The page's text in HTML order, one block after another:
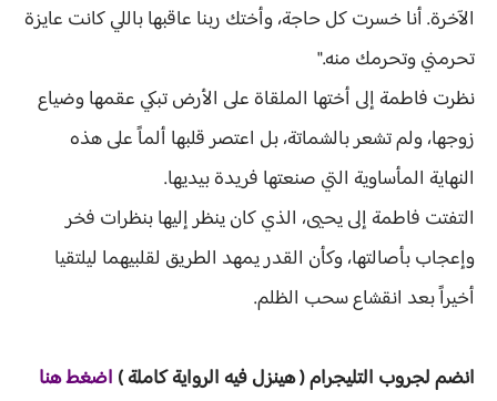
الآخرة. أنا خسرت كل حاجة، وأختك ربنا عاقبها باللي كانت عايزة
تحرمني وتحرمك منه."
نظرت فاطمة إلى أختها الملقاة على الأرض تبكي عقمها وضياع
زوجها، ولم تشعر بالشماتة، بل اعتصر قلبها ألماً على هذه
النهاية المأساوية التي صنعتها فريدة بيديها.
التفتت فاطمة إلى يحيى، الذي كان ينظر إليها بنظرات فخر
وإعجاب بأصالتها، وكأن القدر يمهد الطريق لقلبيهما ليلتقيا
أخيراً بعد انقشاع سحب الظلم.
انضم لجروب التليجرام ( هينزل فيه الرواية كاملة ) اضغط هنا